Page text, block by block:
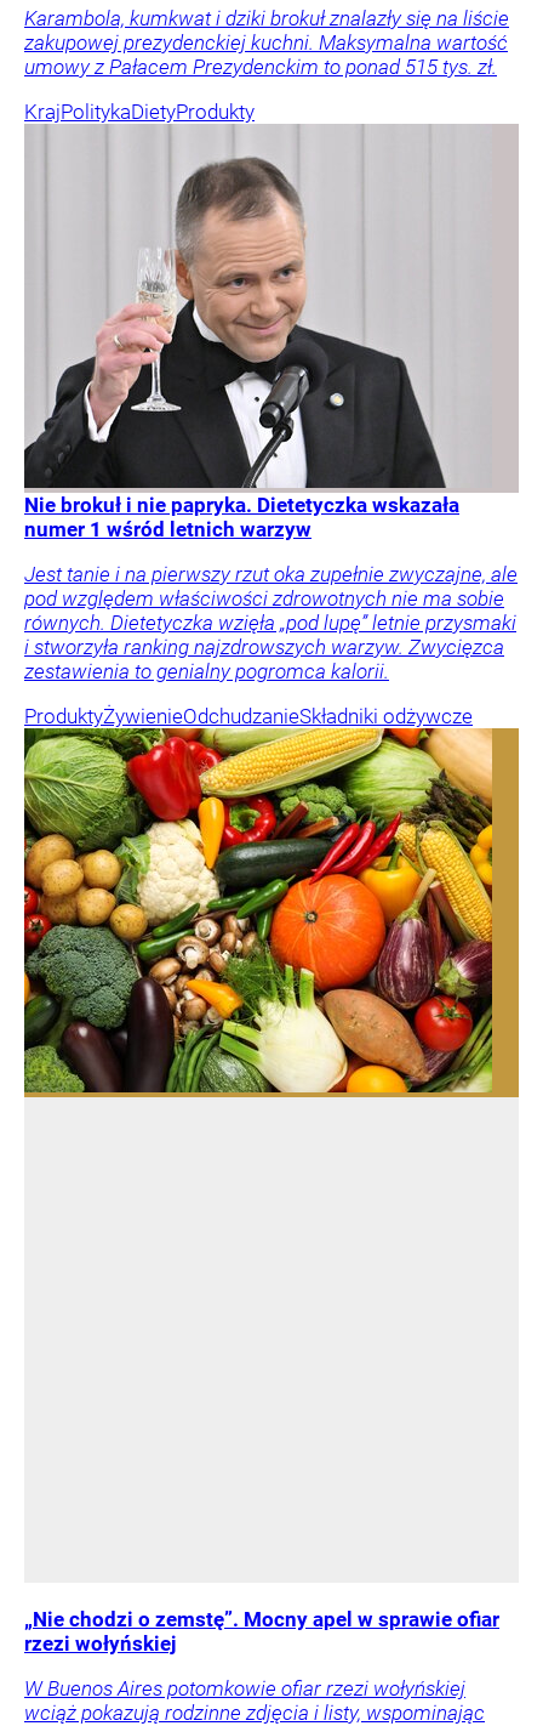
Karambola, kumkwat i dziki brokuł znalazły się na liście
zakupowej prezydenckiej kuchni. Maksymalna wartość
umowy z Pałacem Prezydenckim to ponad 515 tys. zł.
KrajPolitykaDietyProdukty
Nie brokuł i nie papryka. Dietetyczka wskazała
numer 1 wśród letnich warzyw
Jest tanie i na pierwszy rzut oka zupełnie zwyczajne, ale
pod względem właściwości zdrowotnych nie ma sobie
równych. Dietetyczka wzięła „pod lupę” letnie przysmaki
i stworzyła ranking najzdrowszych warzyw. Zwycięzca
zestawienia to genialny pogromca kalorii.
ProduktyŻywienieOdchudzanieSkładniki odżywcze
„Nie chodzi o zemstę”. Mocny apel w sprawie ofiar
rzezi wołyńskiej
W Buenos Aires potomkowie ofiar rzezi wołyńskiej
wciąż pokazują rodzinne zdjęcia i listy, wspominając